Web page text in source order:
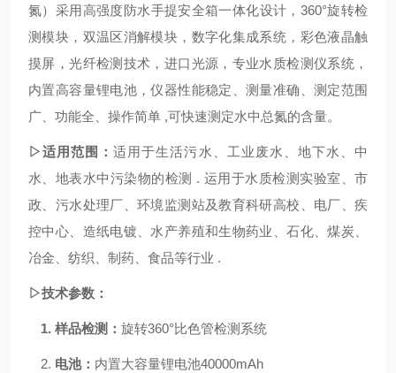
氮）采用高强度防水手提安全箱一体化设计，360°旋转检
测模块，双温区消解模块，数字化集成系统，彩色液晶触
摸屏，光纤检测技术，进口光源，专业水质检测仪系统，
内置高容量锂电池，仪器性能稳定、测量准确、测定范围
广、功能全、操作简单 ,可快速测定水中总氮的含量。
▷适用范围：适用于生活污水、工业废水、地下水、中
水、地表水中污染物的检测 . 运用于水质检测实验室、市
政、污水处理厂、环境监测站及教育科研高校、电厂、疾
控中心、造纸电镀、水产养殖和生物药业、石化、煤炭、
冶金、纺织、制药、食品等行业 .
▷技术参数：
1. 样品检测： 旋转360°比色管检测系统
2. 电池： 内置大容量锂电池40000mAh